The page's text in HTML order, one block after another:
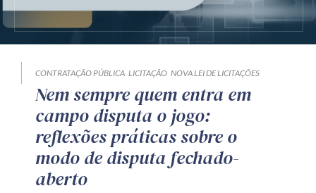
CONTRATAÇÃO PÚBLICA LICITAÇÃO NOVA LEI DE LICITAÇÕES
Nem sempre quem entra em
campo disputa o jogo:
reflexões práticas sobre o
modo de disputa fechado-
aberto